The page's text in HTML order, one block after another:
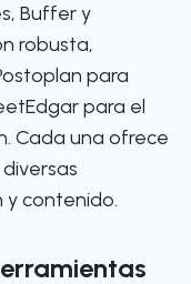
Buffer y
robusta,
para
para el
Cada una ofrece
contenido.